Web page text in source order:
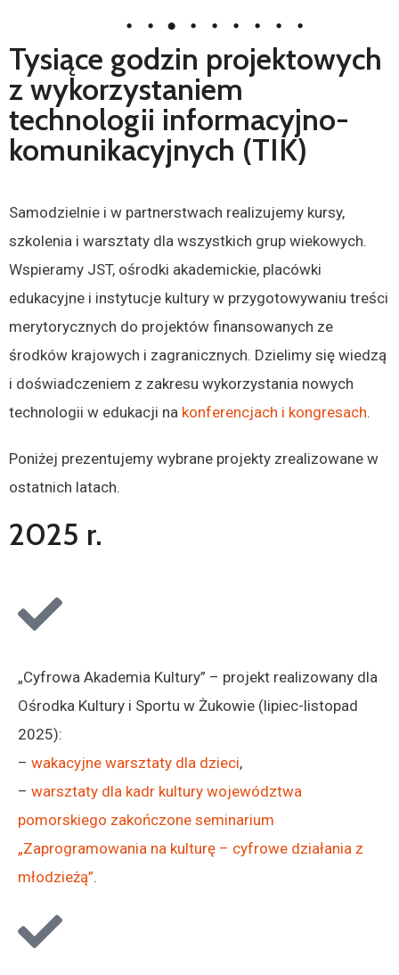
Tysiące godzin projektowych
z wykorzystaniem
technologii informacyjno-
komunikacyjnych (TIK)
Samodzielnie i w partnerstwach realizujemy kursy,
szkolenia i warsztaty dla wszystkich grup wiekowych.
Wspieramy JST, ośrodki akademickie, placówki
edukacyjne i instytucje kultury w przygotowywaniu treści
merytorycznych do projektów finansowanych ze
środków krajowych i zagranicznych. Dzielimy się wiedzą
i doświadczeniem z zakresu wykorzystania nowych
technologii w edukacji na konferencjach i kongresach.
Poniżej prezentujemy wybrane projekty zrealizowane w
ostatnich latach.
2025 r.
„Cyfrowa Akademia Kultury” – projekt realizowany dla
Ośrodka Kultury i Sportu w Żukowie (lipiec-listopad
2025):
– wakacyjne warsztaty dla dzieci,
– warsztaty dla kadr kultury województwa
pomorskiego zakończone seminarium
„Zaprogramowania na kulturę – cyfrowe działania z
młodzieżą”.